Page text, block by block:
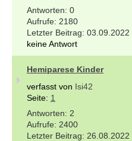
0
2180
03.09.2022
keine Antwort
Hemiparese Kinder
verfasst von Isi42
Seite: 1
2
2400
26.08.2022